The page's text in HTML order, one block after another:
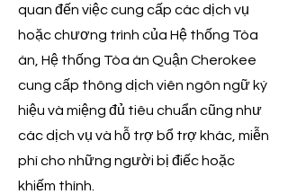
quan đến việc cung cấp các dịch vụ
hoặc chương trình của Hệ thống Tòa
án, Hệ thống Tòa án Quận Cherokee
cung cấp thông dịch viên ngôn ngữ ký
hiệu và miệng đủ tiêu chuẩn cũng như
các dịch vụ và hỗ trợ bổ trợ khác, miễn
phí cho những người bị điếc hoặc
khiếm thính.